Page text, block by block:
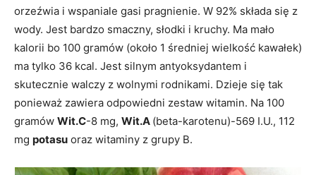
orzeźwia i wspaniale gasi pragnienie. W 92% składa się z
wody. Jest bardzo smaczny, słodki i kruchy. Ma mało
kalorii bo 100 gramów (około 1 średniej wielkość kawałek)
ma tylko 36 kcal. Jest silnym antyoksydantem i
skutecznie walczy z wolnymi rodnikami. Dzieje się tak
ponieważ zawiera odpowiedni zestaw witamin. Na 100
gramów Wit.C-8 mg, Wit.A (beta-karotenu)-569 I.U., 112
mg potasu oraz witaminy z grupy B.